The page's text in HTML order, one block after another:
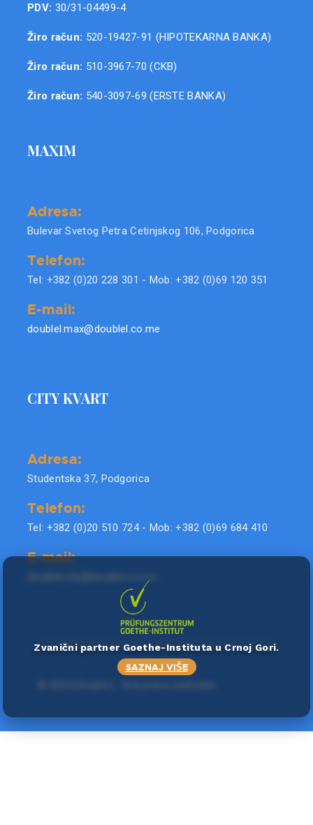
PDV: 30/31-04499-4
Žiro račun: 520-19427-91 (HIPOTEKARNA BANKA)
Žiro račun: 510-3967-70 (CKB)
Žiro račun: 540-3097-69 (ERSTE BANKA)
MAXIM
Adresa:
Bulevar Svetog Petra Cetinjskog 106, Podgorica
Telefon:
Tel: +382 (0)20 228 301 - Mob: +382 (0)69 120 351
E-mail:
doublel.max@doublel.co.me
CITY KVART
Adresa:
Studentska 37, Podgorica
Telefon:
Tel: +382 (0)20 510 724 - Mob: +382 (0)69 684 410
E-mail:
Zvanični partner Goethe-Instituta u Crnoj Gori.
SAZNAJ VIŠE